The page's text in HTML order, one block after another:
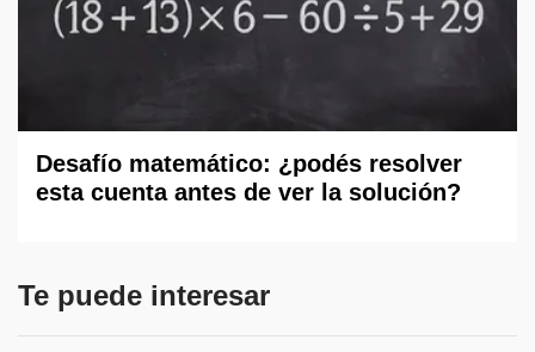
Desafío matemático: ¿podés resolver
esta cuenta antes de ver la solución?
Te puede interesar